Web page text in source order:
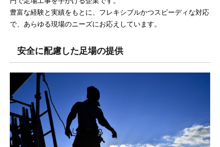
豊富な経験と実績をもとに、フレキシブルかつスピーディな対応
で、あらゆる現場のニーズにお応えしています。
安全に配慮した足場の提供